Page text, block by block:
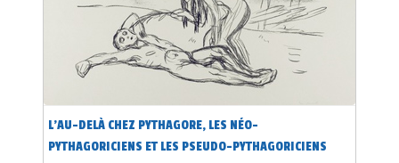
L’AU-DELÀ CHEZ PYTHAGORE, LES NÉO-
PYTHAGORICIENS ET LES PSEUDO-PYTHAGORICIENS